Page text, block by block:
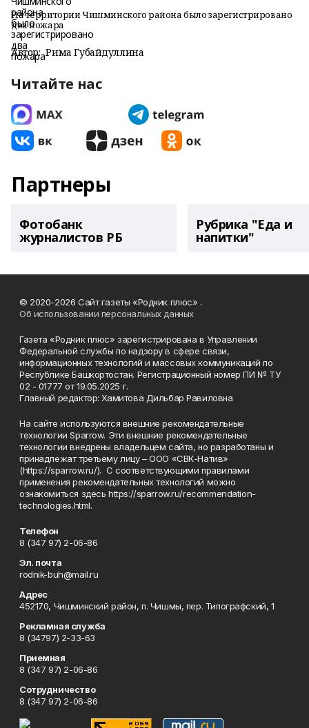
На территории Чишминского района было зарегистрировано
два пожара
Автор: Рима Губайдуллина
Читайте нас
Партнеры
Фотобанк
журналистов РБ
Рубрика "Еда и
напитки"
© 2020-2026 Сайт газеты «Родник плюс» .
Об использовании персональных данных
Газета «Родник плюс» зарегистрирована в Управлении
Федеральной службы по надзору в сфере связи,
информационных технологий и массовых коммуникаций по
Республике Башкортостан. Регистрационный номер ПИ № ТУ
02 - 01777 от 19.05.2025 г.
Главный редактор: Хамитова Дильбар Равиловна
На сайте используются внешние рекомендательные
технологии Sparrow. Эти внешние рекомендательные
технологии внедрены владельцем сайта, но разработаны и
принадлежат третьему лицу – ООО «СВК-Натив»
(https://sparrow.ru/). С соответствующими правилами
применения рекомендательных технологий можно
ознакомиться здесь https://sparrow.ru/recommendation-
technologies.html.
Телефон
8 (347 97) 2-06-86
Эл. почта
rodnik-buh@mail.ru
Адрес
452170, Чишминский район, п. Чишмы, пер. Типографский, 1
Рекламная служба
8 (34797) 2-33-63
Приемная
8 (347 97) 2-06-86
Сотрудничество
8 (347 97) 2-06-86